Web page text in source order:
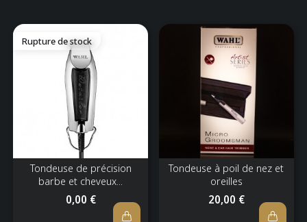
Tondeuse de précision
barbe et cheveux...
0,00 €
Rupture de stock
Tondeuse à poil de nez et
oreilles
20,00 €